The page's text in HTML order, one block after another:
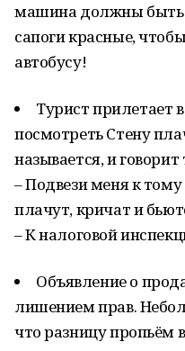
машина должны быть
сапоги красные,
автобусу!
Турист прилетает
посмотреть Стену
называется, и говорит
– Подвези меня к тому
плачут, кричат и
– К налоговой
Объявление о
лишением прав.
что разницу пропьём